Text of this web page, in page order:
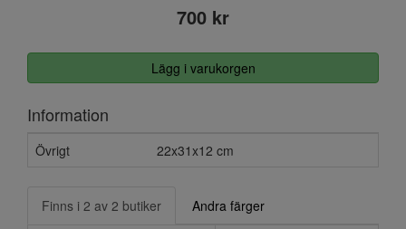
700 kr
Lägg i varukorgen
Information
Övrigt 22x31x12 cm
Finns i 2 av 2 butiker
Andra färger